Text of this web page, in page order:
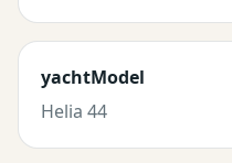
yachtModel
Helia 44